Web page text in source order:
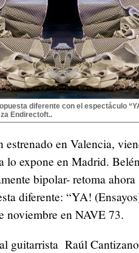
diferente con el espectáculo
Endirectoft..
estrenado en Valencia,
lo expone en Madrid.
bipolar- retoma ahora
diferente: “YA!
noviembre en NAVE 73.
guitarrista Raúl